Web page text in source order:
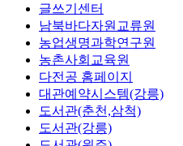
글쓰기센터
남북바다자원교류원
농업생명과학연구원
농촌사회교육원
다전공 홈페이지
대관예약시스템(강릉)
도서관(춘천,삼척)
도서관(강릉)